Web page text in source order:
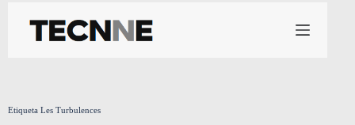
contenido
Etiqueta Les Turbulences